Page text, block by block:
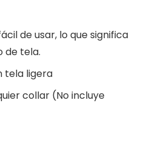
de usar, lo que significa
de tela.
tela ligera
collar (No incluye